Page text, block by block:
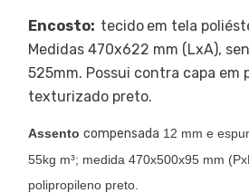
Encosto: tecido em tela
Medidas 470x622 mm (LxA),
525mm. Possui contra capa em
texturizado preto.
Assento compensada 12 mm e
55kg m³; medida 470x500x95 mm
polipropileno preto